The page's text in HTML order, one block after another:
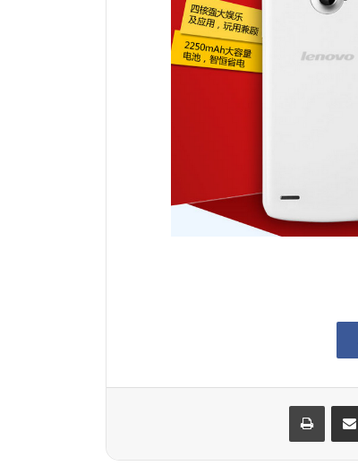
مشاركة عبر البريد طباعة